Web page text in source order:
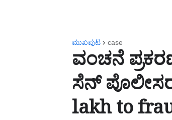
ಮುಖಪುಟ case
ವಂಚನೆ
ಸೆನ್
lakh to